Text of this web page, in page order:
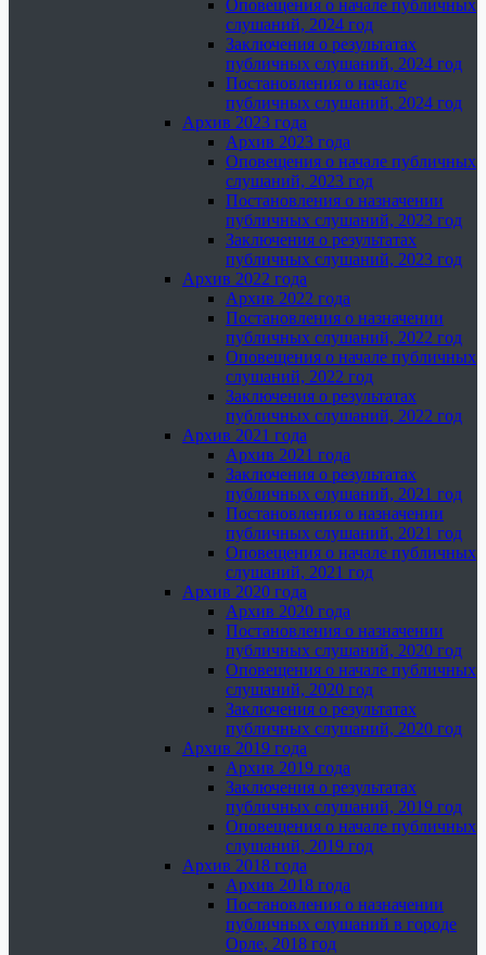
Оповещения о начале публичных
слушаний, 2024 год
Заключения о результатах
публичных слушаний, 2024 год
Постановления о начале
публичных слушаний, 2024 год
Архив 2023 года
Архив 2023 года
Оповещения о начале публичных
слушаний, 2023 год
Постановления о назначении
публичных слушаний, 2023 год
Заключения о результатах
публичных слушаний, 2023 год
Архив 2022 года
Архив 2022 года
Постановления о назначении
публичных слушаний, 2022 год
Оповещения о начале публичных
слушаний, 2022 год
Заключения о результатах
публичных слушаний, 2022 год
Архив 2021 года
Архив 2021 года
Заключения о результатах
публичных слушаний, 2021 год
Постановления о назначении
публичных слушаний, 2021 год
Оповещения о начале публичных
слушаний, 2021 год
Архив 2020 года
Архив 2020 года
Постановления о назначении
публичных слушаний, 2020 год
Оповещения о начале публичных
слушаний, 2020 год
Заключения о результатах
публичных слушаний, 2020 год
Архив 2019 года
Архив 2019 года
Заключения о результатах
публичных слушаний, 2019 год
Оповещения о начале публичных
слушаний, 2019 год
Архив 2018 года
Архив 2018 года
Постановления о назначении
публичных слушаний в городе
Орле, 2018 год